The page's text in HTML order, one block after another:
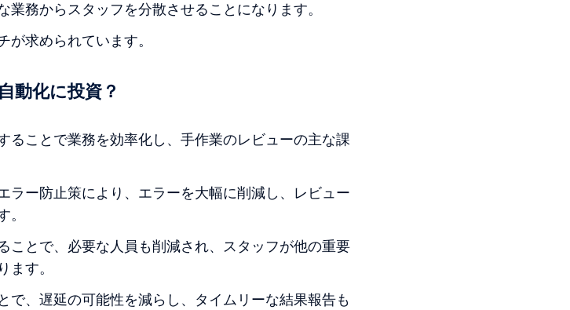
務からスタッフを分散させることになります。
が求められています。
動化に投資？
ることで業務を効率化し、手作業のレビューの主な課
ラー防止策により、エラーを大幅に削減し、レビュー
。
ことで、必要な人員も削減され、スタッフが他の重要
ます。
で、遅延の可能性を減らし、タイムリーな結果報告も